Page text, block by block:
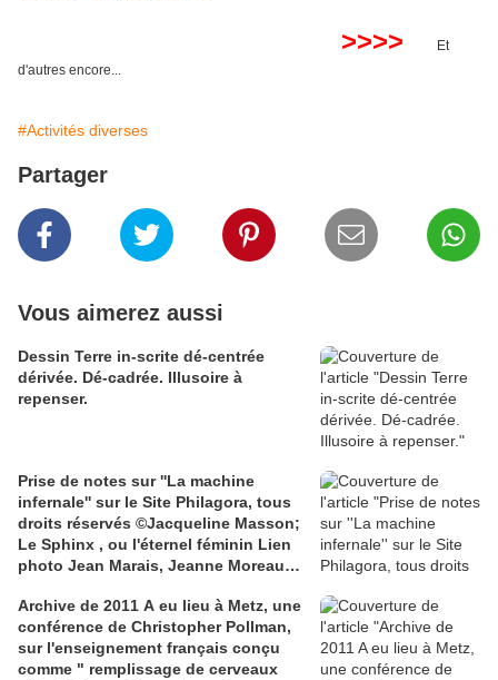
>>>> Et
d'autres encore...
#Activités diverses
Partager
Vous aimerez aussi
Dessin Terre in-scrite dé-centrée
dérivée. Dé-cadrée. Illusoire à
repenser.
Prise de notes sur ''La machine
infernale'' sur le Site Philagora, tous
droits réservés ©Jacqueline Masson;
Le Sphinx , ou l'éternel féminin Lien
photo Jean Marais, Jeanne Moreau
Archive de 2011 A eu lieu à Metz, une
conférence de Christopher Pollman,
sur l'enseignement français conçu
comme " remplissage de cerveaux